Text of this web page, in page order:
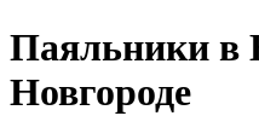
Паяльники в
Новгороде